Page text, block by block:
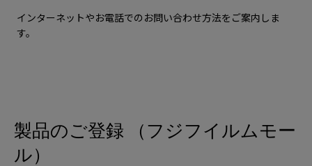
インターネットやお電話でのお問い合わせ方法をご案内しま
す。
製品のご登録 （フジフイルムモー
ル）